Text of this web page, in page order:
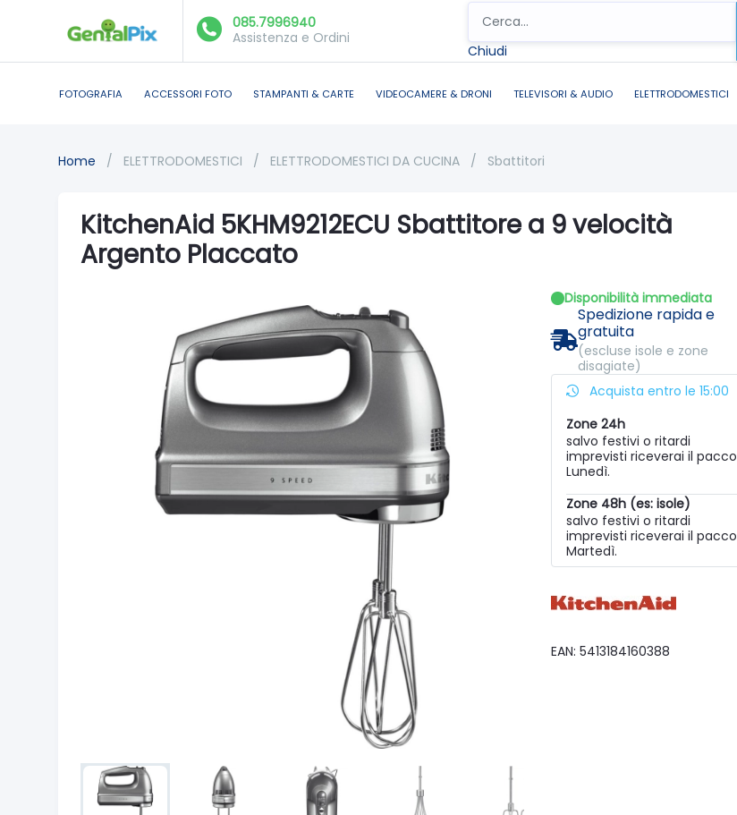
085.7996940
Assistenza e Ordini
Chiudi
FOTOGRAFIA ACCESSORI FOTO STAMPANTI & CARTE VIDEOCAMERE & DRONI TELEVISORI & AUDIO ELETTRODOMESTICI
Home / ELETTRODOMESTICI / ELETTRODOMESTICI DA CUCINA / Sbattitori
KitchenAid 5KHM9212ECU Sbattitore a 9 velocità
Argento Placcato
Disponibilità immediata
Spedizione rapida e
gratuita
(escluse isole e zone
disagiate)
Acquista entro le 15:00
Zone 24h
salvo festivi o ritardi
imprevisti riceverai il pacco
Lunedì.
Zone 48h (es: isole)
salvo festivi o ritardi
imprevisti riceverai il pacco
Martedì.
EAN: 5413184160388